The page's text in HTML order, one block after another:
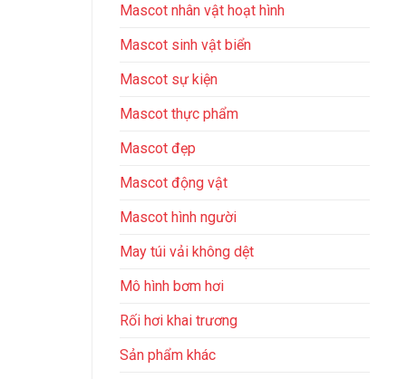
Mascot nhân vật hoạt hình
Mascot sinh vật biển
Mascot sự kiện
Mascot thực phẩm
Mascot đẹp
Mascot động vật
Mascot​ hình người
May túi vải không dệt
Mô hình bơm hơi
Rối hơi khai trương
Sản phẩm khác